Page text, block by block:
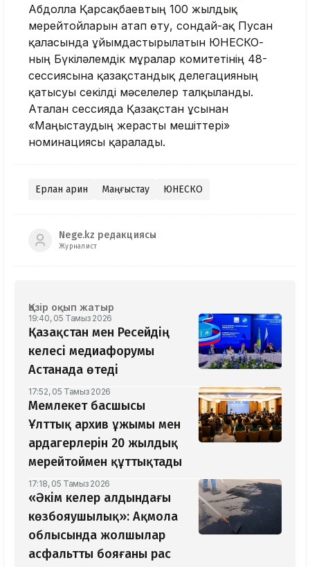
Абдолла Қарсақбаевтың 100 жылдық
мерейтойларын атап өту, сондай-ақ Пусан
қаласында ұйымдастырылатын ЮНЕСКО-
ның Бүкіләлемдік мұралар комитетінің 48-
сессиясына қазақстандық делегацияның
қатысуы секілді мәселелер талқыланды.
Аталған сессияда Қазақстан ұсынған
«Маңғыстаудың жерасты мешіттері»
номинациясы қаралады.
Ерлан Қарин Маңғыстау ЮНЕСКО
Nege.kz редакциясы
Журналист
Қазір оқып жатыр
19:40, 05 Тамыз 2026
Қазақстан мен Ресейдің
келесі медиафорумы
Астанада өтеді
17:52, 05 Тамыз 2026
Мемлекет басшысы
Ұлттық архив ұжымы мен
ардагерлерін 20 жылдық
мерейтоймен құттықтады
17:18, 05 Тамыз 2026
«Әкім келер алдындағы
көзбояушылық»: Ақмола
облысында жолшылар
асфальтты бояғаны рас